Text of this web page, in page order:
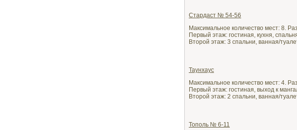
Стардаст № 54-56
Максимальное количество мест: 8.
Первый этаж: гостиная, кухня,
Второй этаж: 3 спальни, ванная/
Таунхаус
Максимальное количество мест: 4.
Первый этаж: гостиная, выход к
Второй этаж: 2 спальни, ванная/
Тополь № 6-11